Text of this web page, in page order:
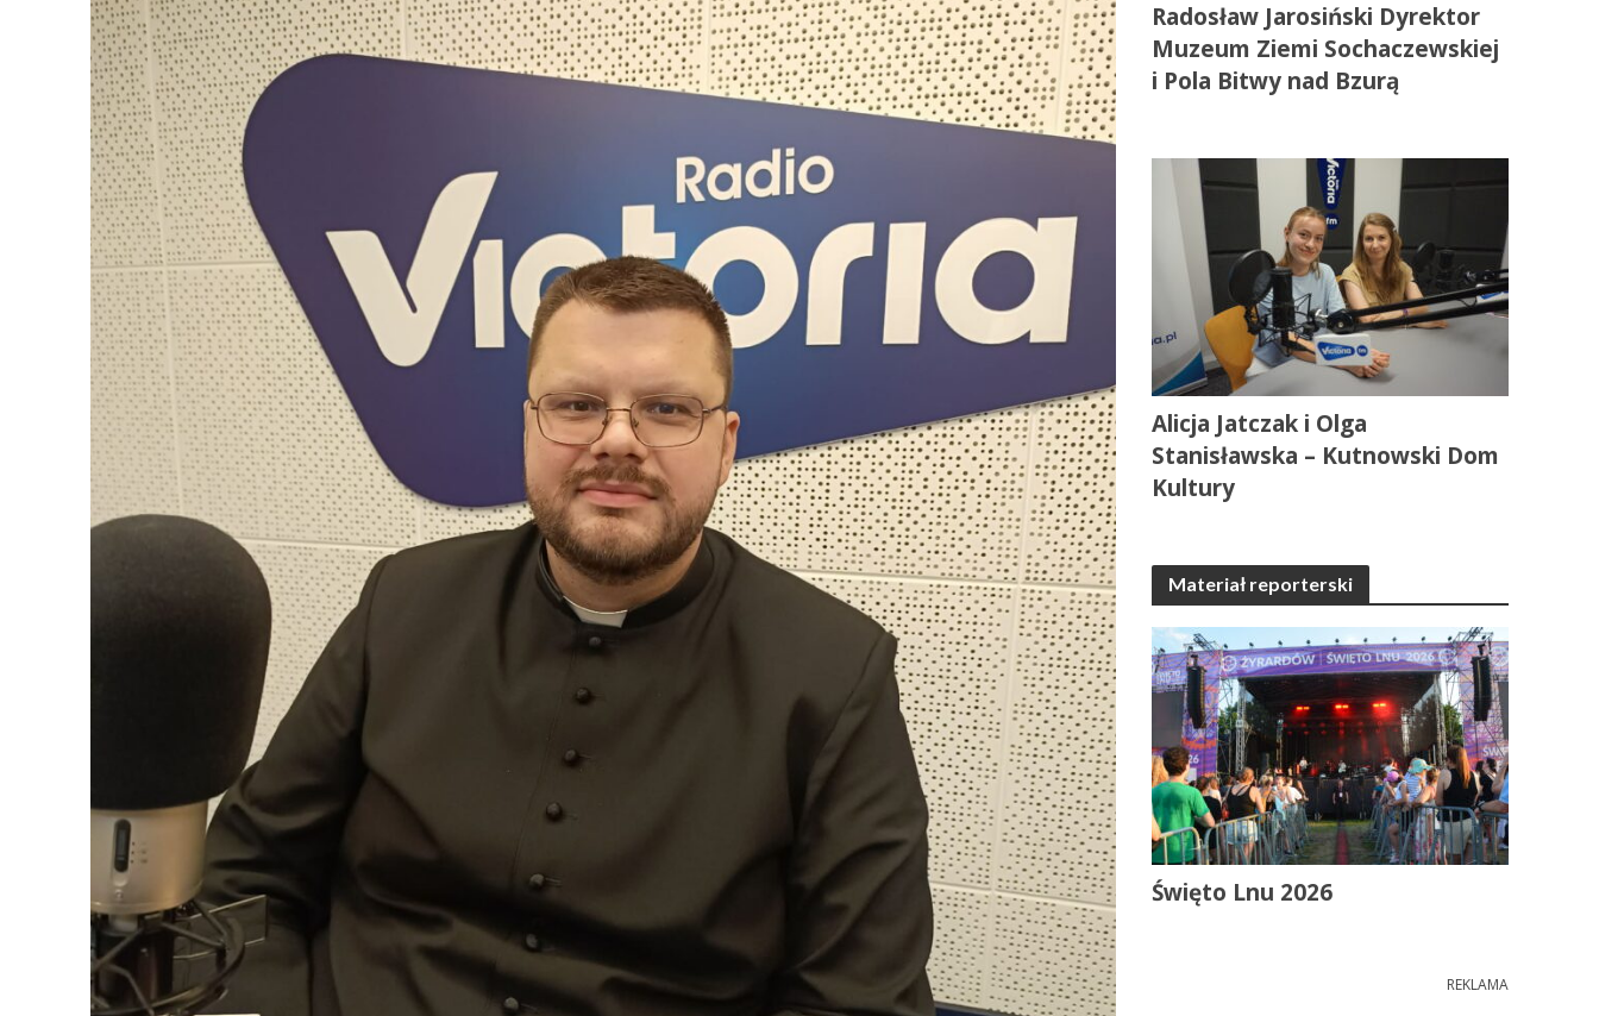
Radosław Jarosiński Dyrektor
Muzeum Ziemi Sochaczewskiej
i Pola Bitwy nad Bzurą
Alicja Jatczak i Olga
Stanisławska – Kutnowski Dom
Kultury
Materiał reporterski
Święto Lnu 2026
REKLAMA